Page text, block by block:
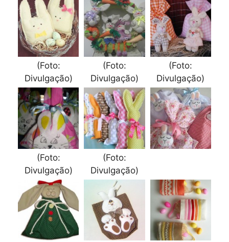
(Foto:
Divulgação)
(Foto:
Divulgação)
(Foto:
Divulgação)
(Foto:
Divulgação)
(Foto:
Divulgação)